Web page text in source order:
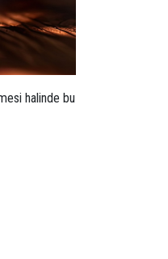
halinde bu